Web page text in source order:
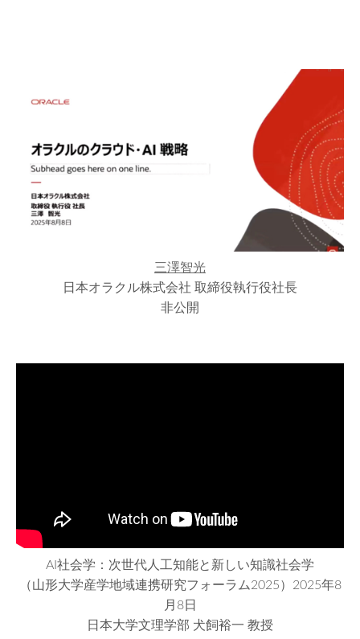
三澤智光
日本オラクル株式会社 取締役執行役社長
非公開
AI社会学：次世代人工知能と新しい知識社会学
（山形大学産学地域連携研究フォーラム2025）2025年8
月8日
日本大学文理学部 犬飼裕一 教授